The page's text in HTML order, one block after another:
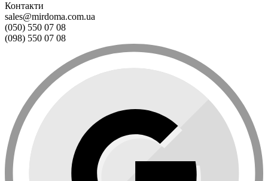
Контакти
sales@mirdoma.com.ua
(050) 550 07 08
(098) 550 07 08